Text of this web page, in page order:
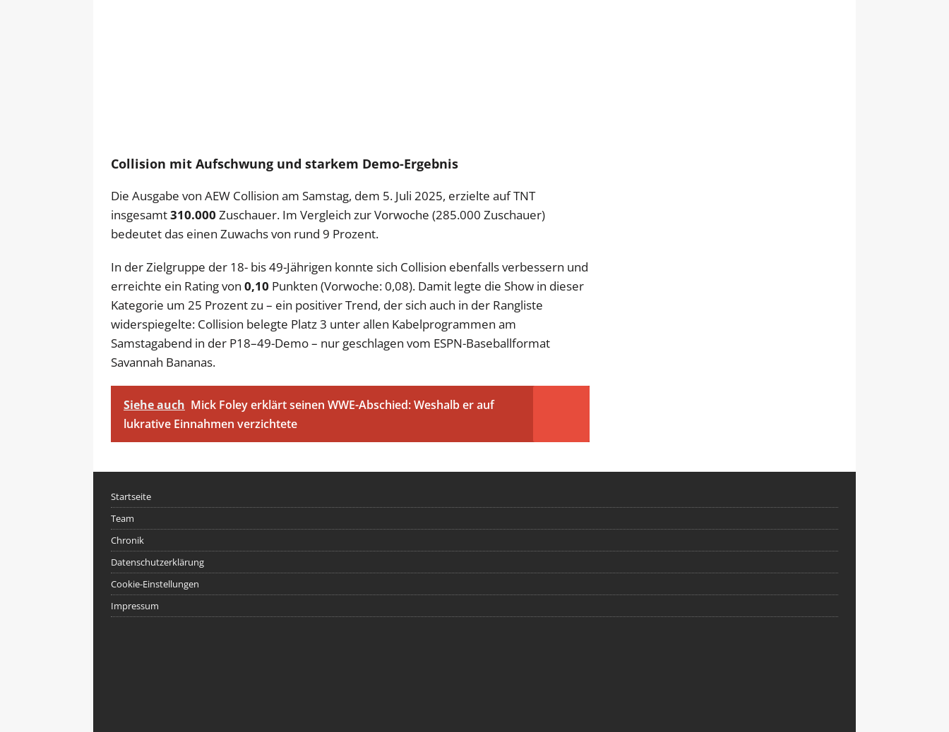
Collision mit Aufschwung und starkem Demo-Ergebnis
Die Ausgabe von AEW Collision am Samstag, dem 5. Juli 2025, erzielte auf TNT
insgesamt310.000 Zuschauer. Im Vergleich zur Vorwoche (285.000 Zuschauer)
bedeutet das einen Zuwachs von rund 9 Prozent.
In der Zielgruppe der 18- bis 49-Jährigen konnte sich Collision ebenfalls verbessern und
erreichte ein Rating von 0,10 Punkten (Vorwoche: 0,08). Damit legte die Show in dieser
Kategorie um 25 Prozent zu – ein positiver Trend, der sich auch in der Rangliste
widerspiegelte: Collision belegte Platz 3 unter allen Kabelprogrammen am
Samstagabend in der P18–49-Demo – nur geschlagen vom ESPN-Baseballformat
Savannah Bananas.
Siehe auch Mick Foley erklärt seinen WWE-Abschied: Weshalb er auf
lukrative Einnahmen verzichtete
Startseite
Team
Chronik
Datenschutzerklärung
Cookie-Einstellungen
Impressum